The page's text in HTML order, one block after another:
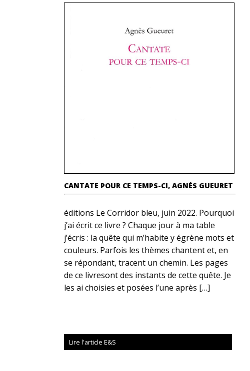
CANTATE POUR CE TEMPS-CI, AGNÈS GUEURET
éditions Le Corridor bleu, juin 2022. Pourquoi
j’ai écrit ce livre ? Chaque jour à ma table
j’écris : la quête qui m’habite y égrène mots et
couleurs. Parfois les thèmes chantent et, en
se répondant, tracent un chemin. Les pages
de ce livresont des instants de cette quête. Je
les ai choisies et posées l’une après […]
Lire l'article E&S